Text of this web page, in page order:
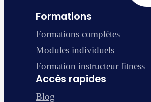
Formations
Formations complètes
Modules individuels
Formation instructeur fitness
Accès rapides
Blog